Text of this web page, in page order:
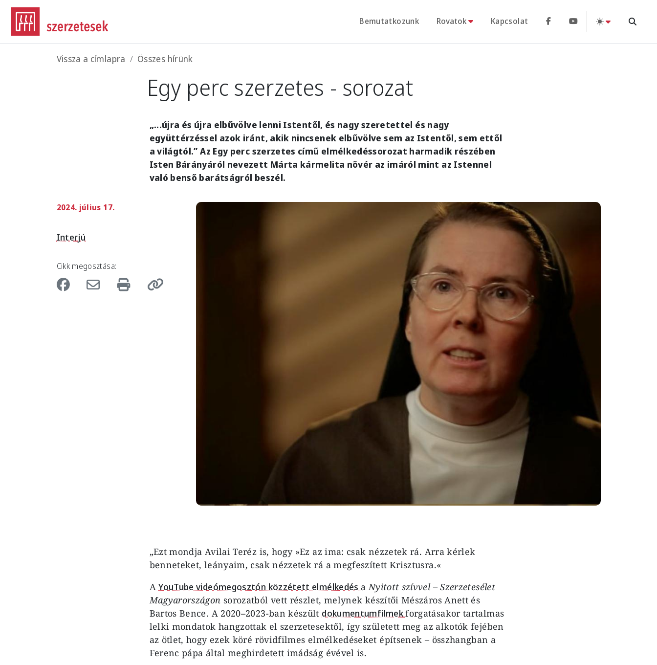
Ugrás a tartalomra
Bemutatkozunk Rovatok Kapcsolat
Morzsa
Vissza a címlapra Összes hírünk
Egy perc szerzetes - sorozat
„...újra és újra elbűvölve lenni Istentől, és nagy szeretettel és nagy
együttérzéssel azok iránt, akik nincsenek elbűvölve sem az Istentől, sem ettől
a világtól.” Az Egy perc szerzetes című elmélkedéssorozat harmadik részében
Isten Bárányáról nevezett Márta kármelita nővér az imáról mint az Istennel
való benső barátságról beszél.
2024. július 17.
Interjú
Cikk megosztása:
Image
„Ezt mondja Avilai Teréz is, hogy »Ez az ima: csak nézzetek rá. Arra kérlek
benneteket, leányaim, csak nézzetek rá a megfeszített Krisztusra.«
AYouTube videómegosztón közzétett elmélkedés aNyitott szívvel – Szerzetesélet
Magyarországon sorozatból vett részlet, melynek készítői Mészáros Anett és
Bartos Bence. A 2020–2023-ban készült dokumentumfilmekforgatásakor tartalmas
lelki mondatok hangzottak el szerzetesektől, így született meg az alkotók fejében
az ötlet, hogy ezek köré rövidfilmes elmélkedéseket építsenek – összhangban a
Ferenc pápa által meghirdetett imádság évével is.